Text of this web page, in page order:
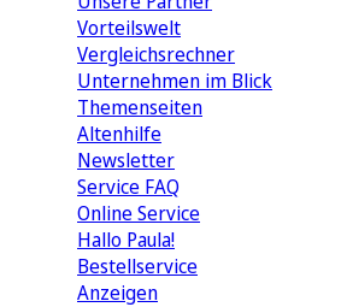
Vorteilswelt
Vergleichsrechner
Unternehmen im Blick
Themenseiten
Altenhilfe
Newsletter
Service FAQ
Online Service
Hallo Paula!
Bestellservice
Anzeigen